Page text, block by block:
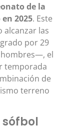
de la
2025. Este
alcanzar las
por 29
el
temporada
de
terreno